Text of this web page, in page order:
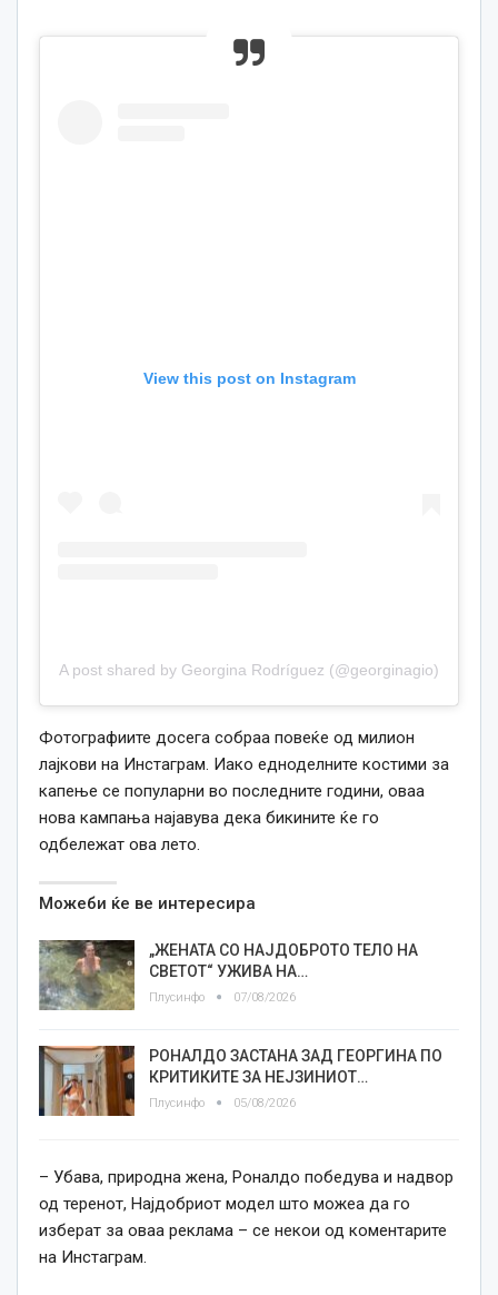
View this post on Instagram
A post shared by Georgina Rodríguez (@georginagio)
Фотографиите досега собраа повеќе од милион
лајкови на Инстаграм. Иако едноделните костими за
капење се популарни во последните години, оваа
нова кампања најавува дека бикините ќе го
одбележат ова лето.
Можеби ќе ве интересира
„ЖЕНАТА СО НАЈДОБРОТО ТЕЛО НА
СВЕТОТ“ УЖИВА НА…
Плусинфо 07/08/2026
РОНАЛДО ЗАСТАНА ЗАД ГЕОРГИНА ПО
КРИТИКИТЕ ЗА НЕЈЗИНИОТ…
Плусинфо 05/08/2026
– Убава, природна жена, Роналдо победува и надвор
од теренот, Најдобриот модел што можеа да го
изберат за оваа реклама – се некои од коментарите
на Инстаграм.